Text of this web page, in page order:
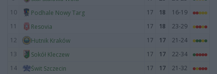
10
Podhale Nowy Targ 17 18
16-19
11
Resovia 17 18
23-29
12
Hutnik Kraków 17 17
21-24
13
Sokół Kleczew 17 17
22-34
14
Świt Szczecin 17 17
21-32